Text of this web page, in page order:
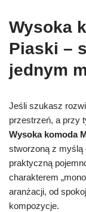
Wysoka
Piaski –
jednym
Jeśli szukasz
przestrzeń, a przy
Wysoka komoda
stworzoną z myślą
praktyczną
charakterem
aranżacji, od
kompozycje.